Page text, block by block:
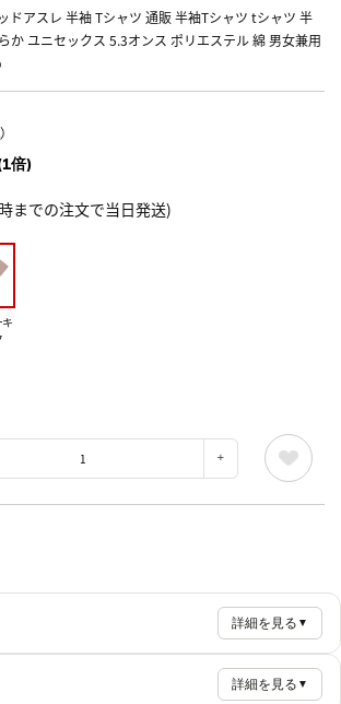
ドアスレ 半袖 Tシャツ 通販 半袖Tシャツ tシャツ 半
か ユニセックス 5.3オンス ポリエステル 綿 男女兼用
倍)
までの注文で当日発送)
詳細を見る ▼
詳細を見る ▼